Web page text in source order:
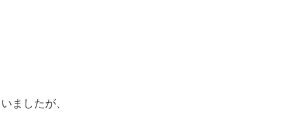
ましたが、